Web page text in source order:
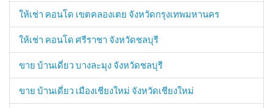
ให้เช่า คอนโด เขตคลองเตย จังหวัดกรุงเทพมหานคร
ให้เช่า คอนโด ศรีราชา จังหวัดชลบุรี
ขาย บ้านเดี่ยว บางละมุง จังหวัดชลบุรี
ขาย บ้านเดี่ยว เมืองเชียงใหม่ จังหวัดเชียงใหม่